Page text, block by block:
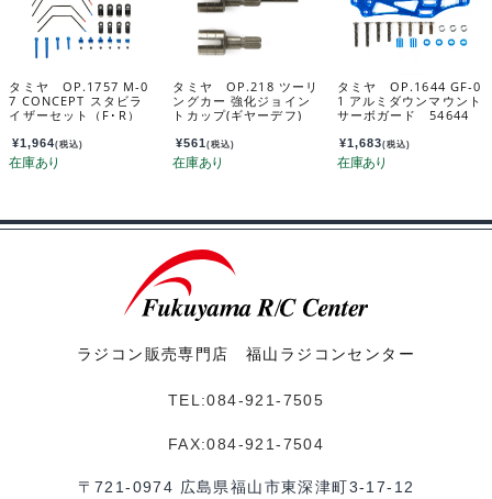
タミヤ OP.1757 M-0
7 CONCEPT スタビラ
イザーセット（F･R）
¥1,964(税込)
タミヤ OP.218 ツーリ
ングカー 強化ジョイン
トカップ(ギヤーデフ)
¥561(税込)
タミヤ OP.1644 GF-0
1 アルミダウンマウント
サーボガード 54644
¥1,683(税込)
ラジコン販売専門店 福山ラジコンセンター
TEL:084-921-7505
FAX:084-921-7504
〒721-0974 広島県福山市東深津町3-17-12